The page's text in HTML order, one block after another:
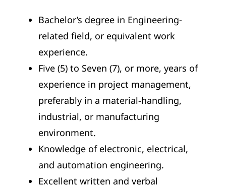
Bachelor’s degree in Engineering-
related field, or equivalent work
experience.
Five (5) to Seven (7), or more, years of
experience in project management,
preferably in a material-handling,
industrial, or manufacturing
environment.
Knowledge of electronic, electrical,
and automation engineering.
Excellent written and verbal